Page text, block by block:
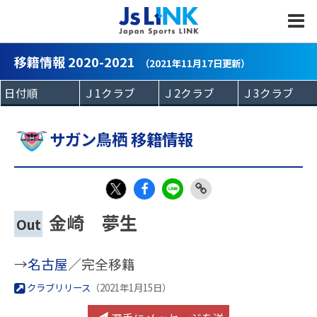
移籍情報 2020-2021 （2021年11月17日更新）
サガン鳥栖 移籍情報
X
Out 金崎 夢生
→名古屋／完全移籍
クラブリリース （2021年1月15日）